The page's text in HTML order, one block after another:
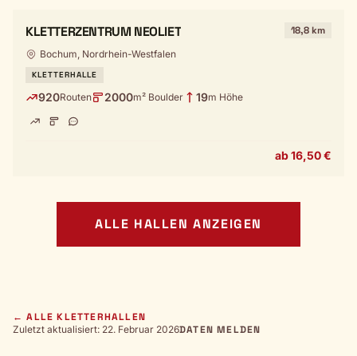
KLETTERZENTRUM NEOLIET 18,8 km
Bochum, Nordrhein-Westfalen
KLETTERHALLE
920Routen 2000m² Boulder 19m Höhe
ab 16,50 €
ALLE HALLEN ANZEIGEN
← ALLE KLETTERHALLEN
Zuletzt aktualisiert: 22. Februar 2026DATEN MELDEN